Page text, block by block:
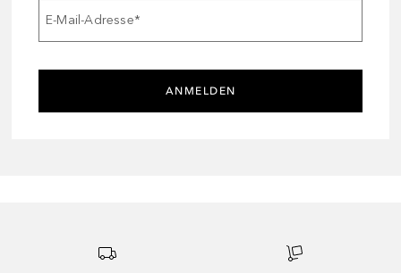
E-Mail-Adresse*
ANMELDEN